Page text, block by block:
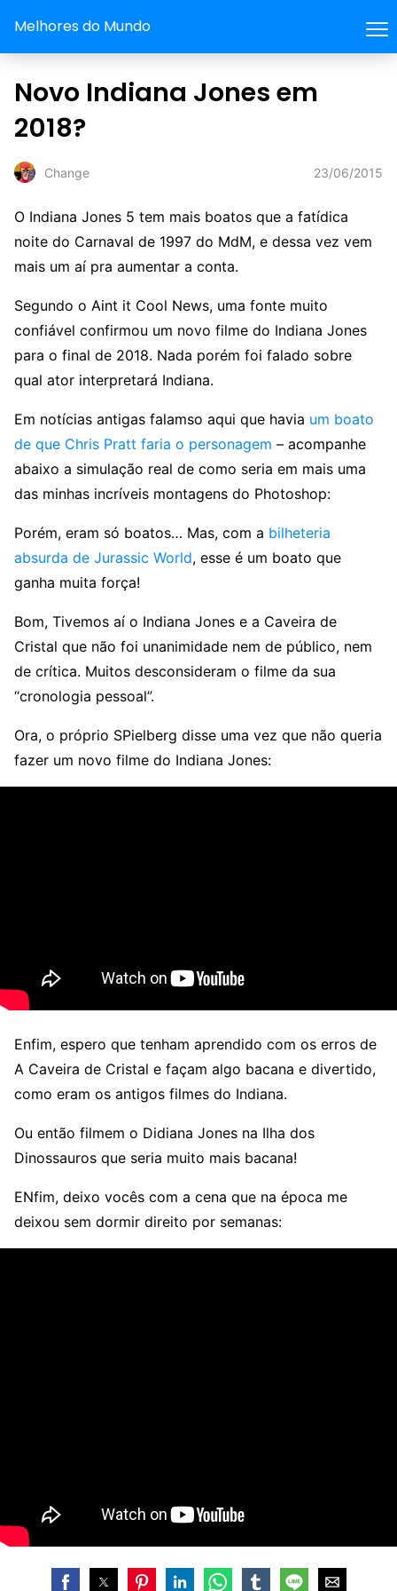
Melhores do Mundo
Novo Indiana Jones em
2018?
Change 23/06/2015
O Indiana Jones 5 tem mais boatos que a fatídica
noite do Carnaval de 1997 do MdM, e dessa vez vem
mais um aí pra aumentar a conta.
Segundo o Aint it Cool News, uma fonte muito
confiável confirmou um novo filme do Indiana Jones
para o final de 2018. Nada porém foi falado sobre
qual ator interpretará Indiana.
Em notícias antigas falamso aqui que havia um boato
de que Chris Pratt faria o personagem – acompanhe
abaixo a simulação real de como seria em mais uma
das minhas incríveis montagens do Photoshop:
Porém, eram só boatos… Mas, com a bilheteria
absurda de Jurassic World, esse é um boato que
ganha muita força!
Bom, Tivemos aí o Indiana Jones e a Caveira de
Cristal que não foi unanimidade nem de público, nem
de crítica. Muitos desconsideram o filme da sua
“cronologia pessoal”.
Ora, o próprio SPielberg disse uma vez que não queria
fazer um novo filme do Indiana Jones:
Enfim, espero que tenham aprendido com os erros de
A Caveira de Cristal e façam algo bacana e divertido,
como eram os antigos filmes do Indiana.
Ou então filmem o Didiana Jones na Ilha dos
Dinossauros que seria muito mais bacana!
ENfim, deixo vocês com a cena que na época me
deixou sem dormir direito por semanas: